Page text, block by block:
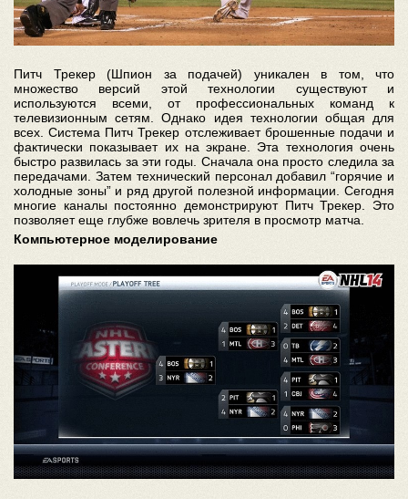
Питч Трекер (Шпион за подачей) уникален в том, что
множество версий этой технологии существуют и
используются всеми, от профессиональных команд к
телевизионным сетям. Однако идея технологии общая для
всех. Система Питч Трекер отслеживает брошенные подачи и
фактически показывает их на экране. Эта технология очень
быстро развилась за эти годы. Сначала она просто следила за
передачами. Затем технический персонал добавил “горячие и
холодные зоны” и ряд другой полезной информации. Сегодня
многие каналы постоянно демонстрируют Питч Трекер. Это
позволяет еще глубже вовлечь зрителя в просмотр матча.
Компьютерное моделирование